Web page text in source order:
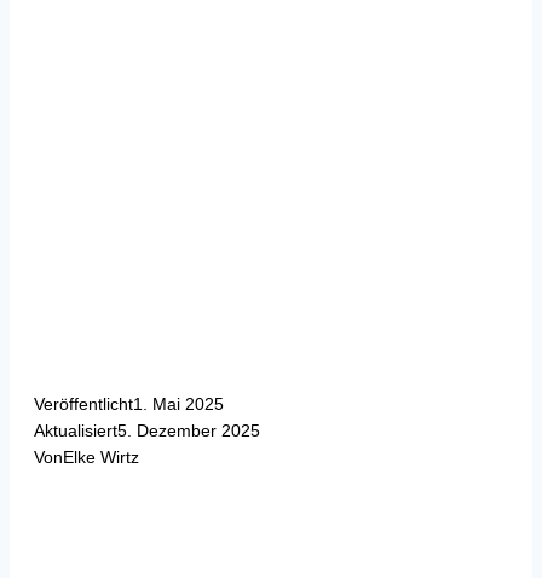
Veröffentlicht1. Mai 2025
Aktualisiert5. Dezember 2025
VonElke Wirtz